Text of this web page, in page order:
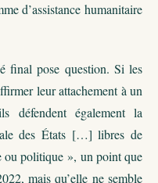
d’assistance humanitaire
final pose question. Si les
leur attachement à un
défendent également la
des États […] libres de
ou politique », un point que
mais qu’elle ne semble